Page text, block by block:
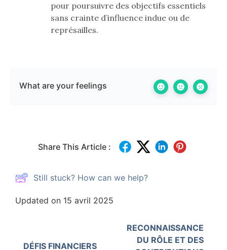
pour poursuivre des objectifs essentiels
sans crainte d’influence indue ou de
représailles.
What are your feelings
Share This Article :
Still stuck? How can we help?
Updated on 15 avril 2025
DÉFIS FINANCIERS
RECONNAISSANCE
DU RÔLE ET DES